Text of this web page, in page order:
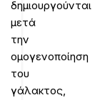
δημιουργούνται
μετά
την
ομογενοποίηση
του
γάλακτος,